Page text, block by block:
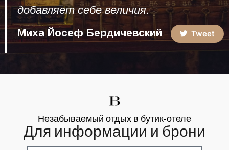
добавляет себе величия.
Миха Йосеф Бердичевский Tweet
Незабываемый отдых в бутик-отеле
Для информации и брони